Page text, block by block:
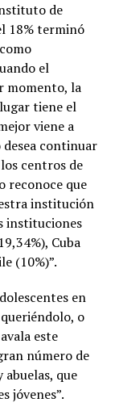
de
18% terminó
el
momento, la
tiene el
viene a
continuar
centros de
reconoce que
institución
instituciones
Cuba
(10%)”.
en
o
este
número de
que
jóvenes”.